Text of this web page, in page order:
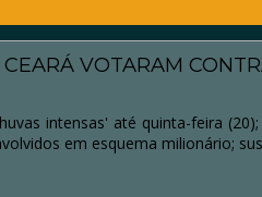
VOTARAM
intensas' até quinta-feira
em esquema milionário;